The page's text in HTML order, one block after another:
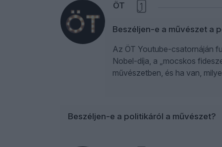
ÖT 1
Beszéljen-e a művészet a
Az ÖT Youtube-csatornáján
Nobel-díja, a „mocskos
művészetben, és ha van,
Beszéljen-e a politikáról a művészet?